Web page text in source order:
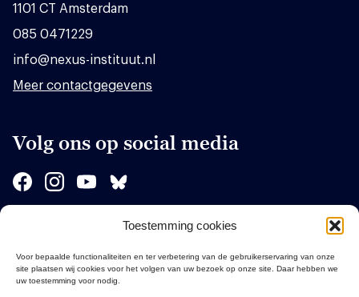
Toestemming cookies
Voor bepaalde functionaliteiten en ter verbetering van de gebruikerservaring van onze
site plaatsen wij cookies voor het volgen van uw bezoek op onze site. Daar hebben we
uw toestemming voor nodig.
1101 CT Amsterdam
085 0471229
info@nexus-instituut.nl
Meer contactgegevens
Volg ons op social media